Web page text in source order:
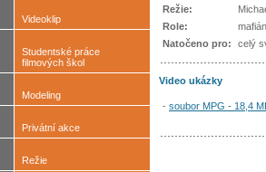
Videoklip
Studentské práce
filmových škol
Modeling
Privátní akce
Režie
Režie:
Role:
mafián
Natočeno pro:
celý
Video ukázky
- soubor MPG - 18,4